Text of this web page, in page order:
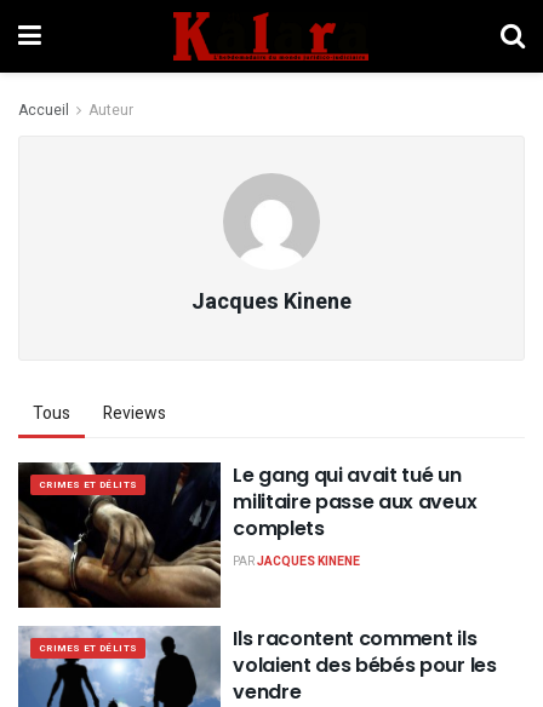
Accueil Auteur
Jacques Kinene
Tous Reviews
CRIMES ET DÉLITS
Le gang qui avait tué un
militaire passe aux aveux
complets
PARJACQUES KINENE
CRIMES ET DÉLITS
Ils racontent comment ils
volaient des bébés pour les
vendre